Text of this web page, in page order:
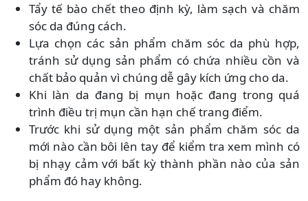
Tẩy tế bào chết theo định kỳ, làm sạch và chăm
sóc da đúng cách.
Lựa chọn các sản phẩm chăm sóc da phù hợp,
tránh sử dụng sản phẩm có chứa nhiều cồn và
chất bảo quản vì chúng dễ gây kích ứng cho da.
Khi làn da đang bị mụn hoặc đang trong quá
trình điều trị mụn cần hạn chế trang điểm.
Trước khi sử dụng một sản phẩm chăm sóc da
mới nào cần bôi lên tay để kiểm tra xem mình có
bị nhạy cảm với bất kỳ thành phần nào của sản
phẩm đó hay không.